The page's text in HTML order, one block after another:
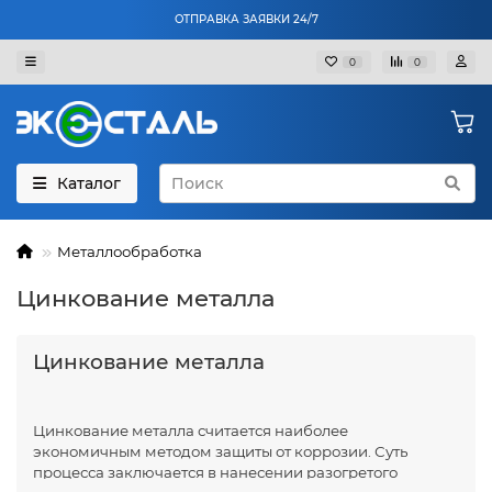
ОТПРАВКА ЗАЯВКИ 24/7
0 0
Каталог
Металлообработка
Цинкование металла
Цинкование металла
Цинкование металла считается наиболее
экономичным методом защиты от коррозии. Суть
процесса заключается в нанесении разогретого